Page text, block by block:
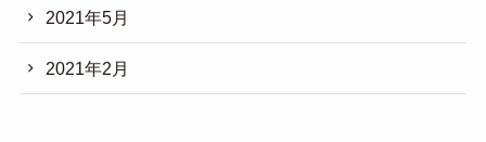
2021年5月
2021年2月